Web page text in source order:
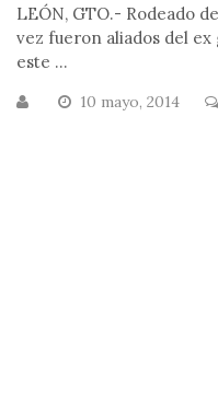
LEÓN, GTO.- Rodeado
vez fueron aliados del ex
este ...
10 mayo, 2014